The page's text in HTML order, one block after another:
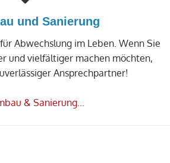
und Sanierung
Abwechslung im Leben. Wenn Sie
und vielfältiger machen möchten,
Ansprechpartner!
& Sanierung...